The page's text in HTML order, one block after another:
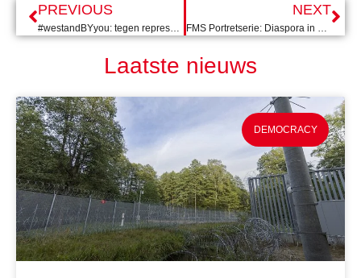
PREVIOUS NEXT
Laatste nieuws
DEMOCRACY